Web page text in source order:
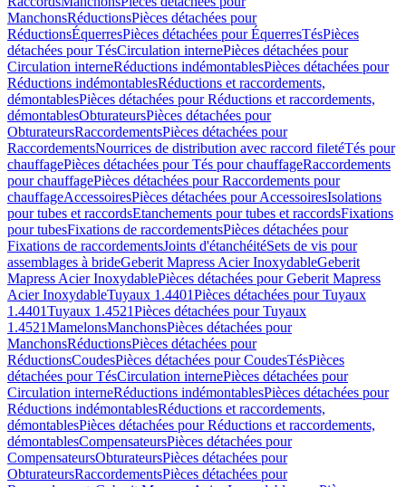
ManchonsRéductionsPièces détachées pour
RéductionsÉquerresPièces détachées pour ÉquerresTésPièces
détachées pour TésCirculation internePièces détachées pour
Circulation interneRéductions indémontablesPièces détachées pour
Réductions indémontablesRéductions et raccordements,
démontablesPièces détachées pour Réductions et raccordements,
démontablesObturateursPièces détachées pour
ObturateursRaccordementsPièces détachées pour
RaccordementsNourrices de distribution avec raccord filetéTés pour
chauffagePièces détachées pour Tés pour chauffageRaccordements
pour chauffagePièces détachées pour Raccordements pour
chauffageAccessoiresPièces détachées pour AccessoiresIsolations
pour tubes et raccordsEtanchements pour tubes et raccordsFixations
pour tubesFixations de raccordementsPièces détachées pour
Fixations de raccordementsJoints d'étanchéitéSets de vis pour
assemblages à brideGeberit Mapress Acier InoxydableGeberit
Mapress Acier InoxydablePièces détachées pour Geberit Mapress
Acier InoxydableTuyaux 1.4401Pièces détachées pour Tuyaux
1.4401Tuyaux 1.4521Pièces détachées pour Tuyaux
1.4521MamelonsManchonsPièces détachées pour
ManchonsRéductionsPièces détachées pour
RéductionsCoudesPièces détachées pour CoudesTésPièces
détachées pour TésCirculation internePièces détachées pour
Circulation interneRéductions indémontablesPièces détachées pour
Réductions indémontablesRéductions et raccordements,
démontablesPièces détachées pour Réductions et raccordements,
démontablesCompensateursPièces détachées pour
CompensateursObturateursPièces détachées pour
ObturateursRaccordementsPièces détachées pour